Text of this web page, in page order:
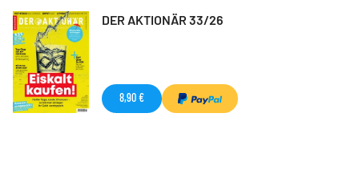
DER AKTIONÄR 33/26
8,90 €